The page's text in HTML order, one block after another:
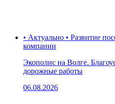
• Актуально • Развитие
компании
Экополис на Волге.
дорожные работы
06.08.2026